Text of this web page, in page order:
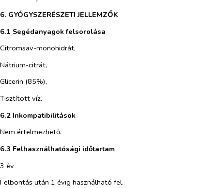
6. GYÓGYSZERÉSZETI JELLEMZŐK
6.1 Segédanyagok felsorolása
Citromsav-monohidrát,
Nátrium-citrát,
Glicerin (85%),
Tisztított víz.
6.2 Inkompatibilitások
Nem értelmezhető.
6.3 Felhasználhatósági időtartam
3 év
Felbontás után 1 évig használható fel.